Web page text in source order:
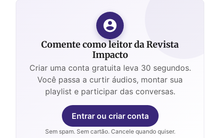
Comente como leitor da Revista
Impacto
Criar uma conta gratuita leva 30 segundos.
Você passa a curtir áudios, montar sua
playlist e participar das conversas.
Entrar ou criar conta
Sem spam. Sem cartão. Cancele quando quiser.